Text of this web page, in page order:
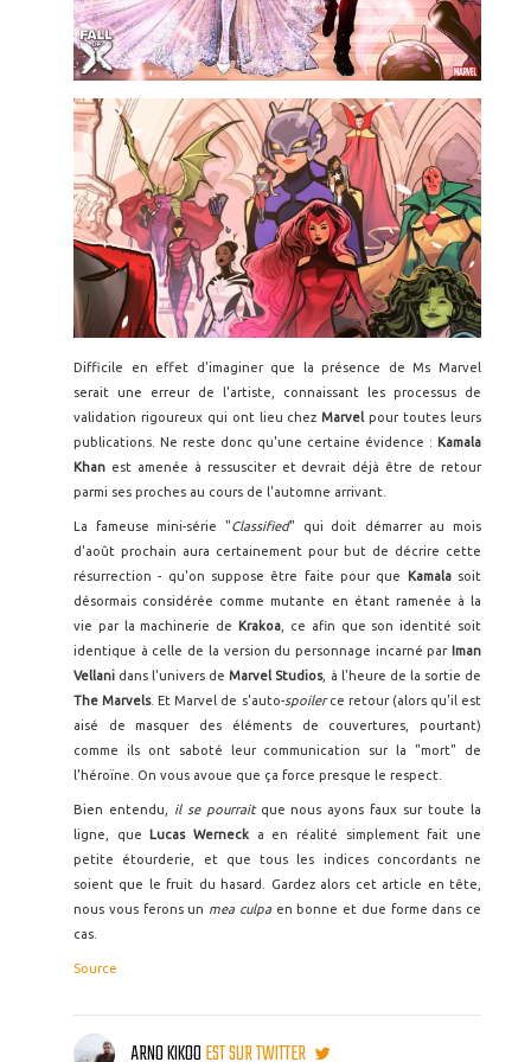
Difficile en effet d'imaginer que la présence de Ms Marvel
serait une erreur de l'artiste, connaissant les processus de
validation rigoureux qui ont lieu chezMarvelpour toutes leurs
publications. Ne reste donc qu'une certaine évidence : Kamala
Khan est amenée à ressusciter et devrait déjà être de retour
parmi ses proches au cours de l'automne arrivant.
La fameuse mini-série "Classified" qui doit démarrer au mois
d'août prochain aura certainement pour but de décrire cette
résurrection - qu'on suppose être faite pour que
Kamala soit
désormais considérée comme mutante en étant ramenée à la
vie par la machinerie de
Krakoa , ce afin que son identité soit
identique à celle de la version du personnage incarné par Iman
Vellani dans l'univers deMarvel Studios, à l'heure de la sortie de
The Marvels. Et Marvel de s'auto-spoilerce retour (alors qu'il est
aisé de masquer des éléments de couvertures, pourtant)
comme ils ont saboté leur communication sur la "mort" de
l'héroïne. On vous avoue que ça force presque le respect.
Bien entendu, il se pourrait que nous ayons faux sur toute la
ligne, que
Lucas Werneck
a en réalité simplement fait une
petite étourderie, et que tous les indices concordants ne
soient que le fruit du hasard. Gardez alors cet article en tête,
nous vous ferons un mea culpa en bonne et due forme dans ce
cas.
Source
ARNO KIKOOEST SUR TWITTER